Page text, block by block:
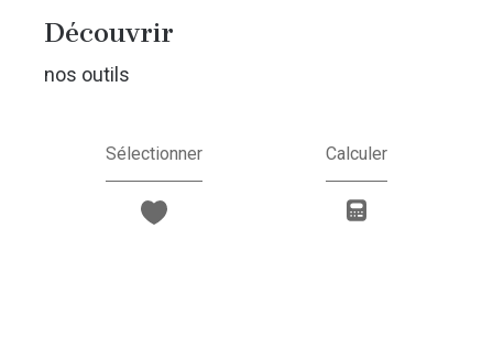
découvrir
nos outils
Sélectionner Calculer